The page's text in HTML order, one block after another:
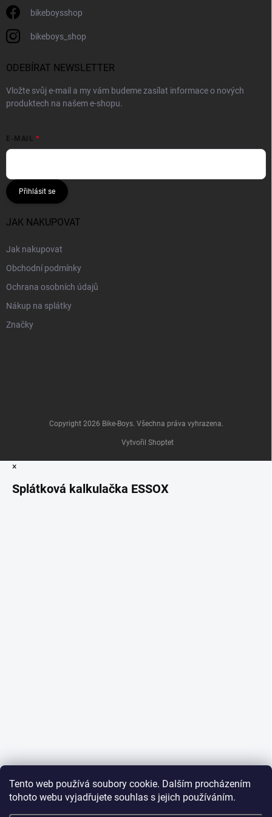
Tento web používá soubory cookie. Dalším procházením
tohoto webu vyjadřujete souhlas s jejich používáním.
bikeboysshop
bikeboys_shop
ODEBÍRAT NEWSLETTER
Vložte svůj e-mail a my vám budeme zasílat informace o nových
produktech na našem e-shopu.
E-MAIL
Přihlásit se
JAK NAKUPOVAT
Jak nakupovat
Obchodní podmínky
Ochrana osobních údajů
Nákup na splátky
Značky
Vytvořil Shoptet
Copyright 2026 Bike-Boys. Všechna práva vyhrazena.
×
Splátková kalkulačka ESSOX